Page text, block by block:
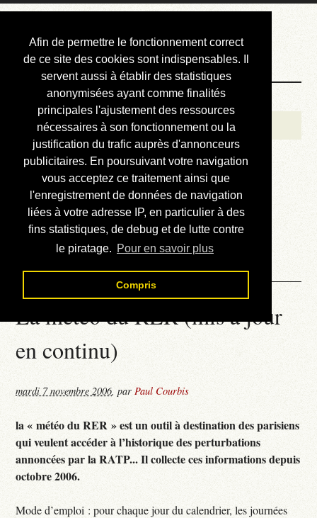
Afin de permettre le fonctionnement correct
de ce site des cookies sont indispensables. Il
servent aussi à établir des statistiques
anonymisées ayant comme finalités
principales l'ajustement des ressources
nécessaires à son fonctionnement ou la
justification du trafic auprès d'annonceurs
publicitaires. En poursuivant votre navigation
vous acceptez ce traitement ainsi que
l'enregistrement de données de navigation
liées à votre adresse IP, en particulier à des
fins statistiques, de debug et de lutte contre
le piratage. Pour en savoir plus
Compris
Courbis, « LE »
Blog Officiel
Bienvenue
Réalisations
Divers (et d’été)
Annonces
Liens externes
Téléchargement
Contact
La météo du RER (mis à jour
en continu)
mardi 7 novembre 2006,parPaul Courbis
la « météo du RER » est un outil à destination des parisiens
qui veulent accéder à l’historique des perturbations
annoncées par la RATP... Il collecte ces informations depuis
octobre 2006.
Mode d’emploi : pour chaque jour du calendrier, les journées